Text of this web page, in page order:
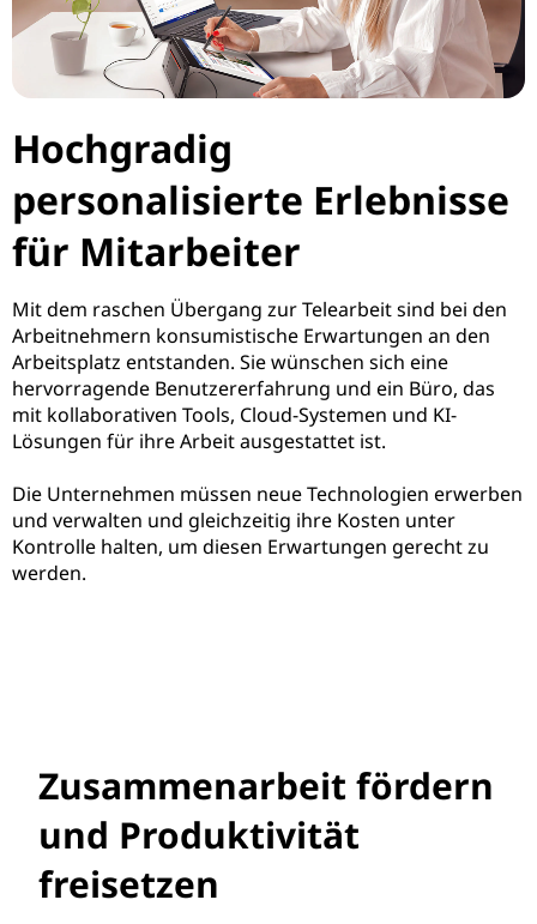
t
ä
tHochgradig
personalisierte Erlebnisse
für Mitarbeiter
Mit dem raschen Übergang zur Telearbeit sind bei den
Arbeitnehmern konsumistische Erwartungen an den
Arbeitsplatz entstanden. Sie wünschen sich eine
hervorragende Benutzererfahrung und ein Büro, das
mit kollaborativen Tools, Cloud-Systemen und KI-
Lösungen für ihre Arbeit ausgestattet ist.
Die Unternehmen müssen neue Technologien erwerben
und verwalten und gleichzeitig ihre Kosten unter
Kontrolle halten, um diesen Erwartungen gerecht zu
werden.
Zusammenarbeit fördern
und Produktivität
freisetzen